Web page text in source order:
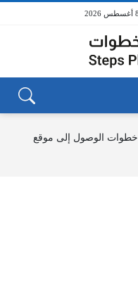
خطوات الوصول إلى موقع